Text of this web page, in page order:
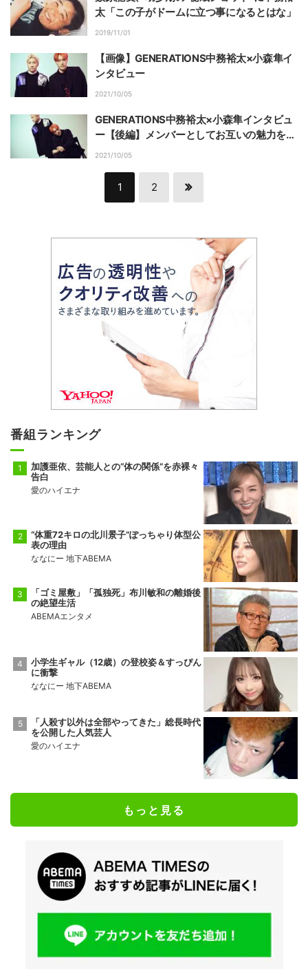
太「この子がドームに立つ事になるとはな」
2019/11/01
【画像】GENERATIONS中務裕太×小森隼イ
ンタビュー
2021/10/05
GENERATIONS中務裕太×小森隼インタビュ
ー【後編】メンバーとしてお互いの魅力を再
発見 『HiGH＆LOW THE WORST』
2021/10/05
1 2
番組ランキング
加護亜依、芸能人との“体の関係”を赤裸々
告白
愛のハイエナ
“体重72キロの北川景子”ぽっちゃり体型公
表の理由
ななにー 地下ABEMA
「ゴミ屋敷」「孤独死」布川敏和の離婚後
の絶望生活
ABEMAエンタメ
小学生ギャル（12歳）の登校姿＆すっぴん
に衝撃
ななにー 地下ABEMA
「人殺す以外は全部やってきた」総長時代
を公開した人気芸人
愛のハイエナ
もっと見る